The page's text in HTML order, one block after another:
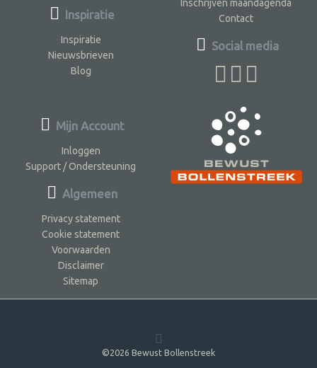
Inspiratie
Inspiratie
Nieuwsbrieven
Blog
Inschrijven maandagenda
Contact
Social media
Mijn Account
Inloggen
Support / Ondersteuning
Algemeen
Privacy statement
Cookie statement
Voorwaarden
Disclaimer
Sitemap
©2026 Bewust Bollenstreek